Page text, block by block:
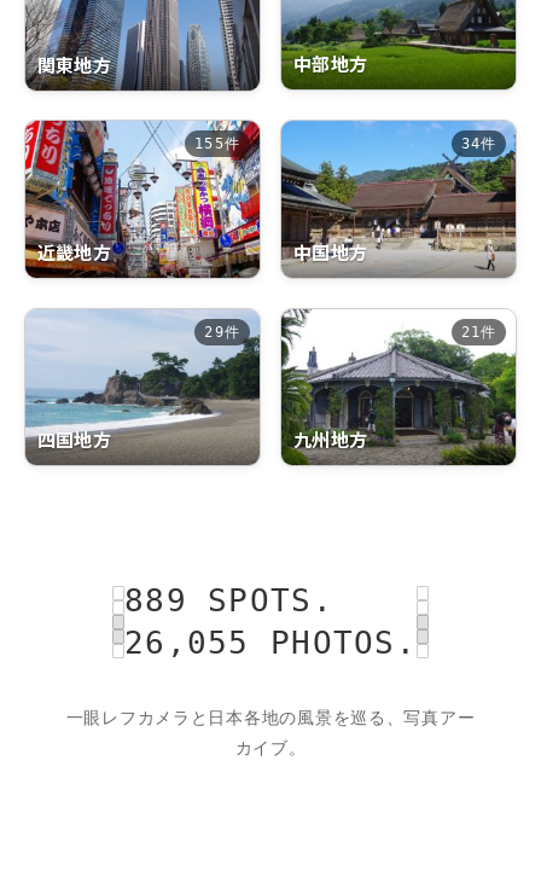
関東地方 中部地方
155件
近畿地方
34件
中国地方
29件
四国地方
21件
九州地方
889 SPOTS.
26,055 PHOTOS.
一眼レフカメラと日本各地の風景を巡る、写真アー
カイブ。